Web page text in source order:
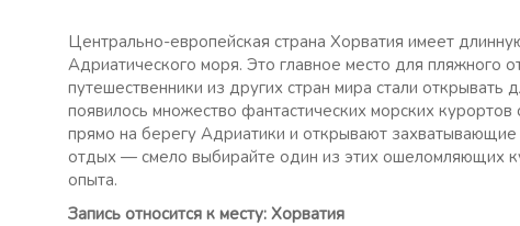
Центрально-европейская страна Хорватия имеет
Адриатического моря. Это главное место для пляжного
путешественники из других стран мира стали
появилось множество фантастических морских
прямо на берегу Адриатики и открывают
отдых — смело выбирайте один из этих ошеломляющих
опыта.
Запись относится к месту: Хорватия